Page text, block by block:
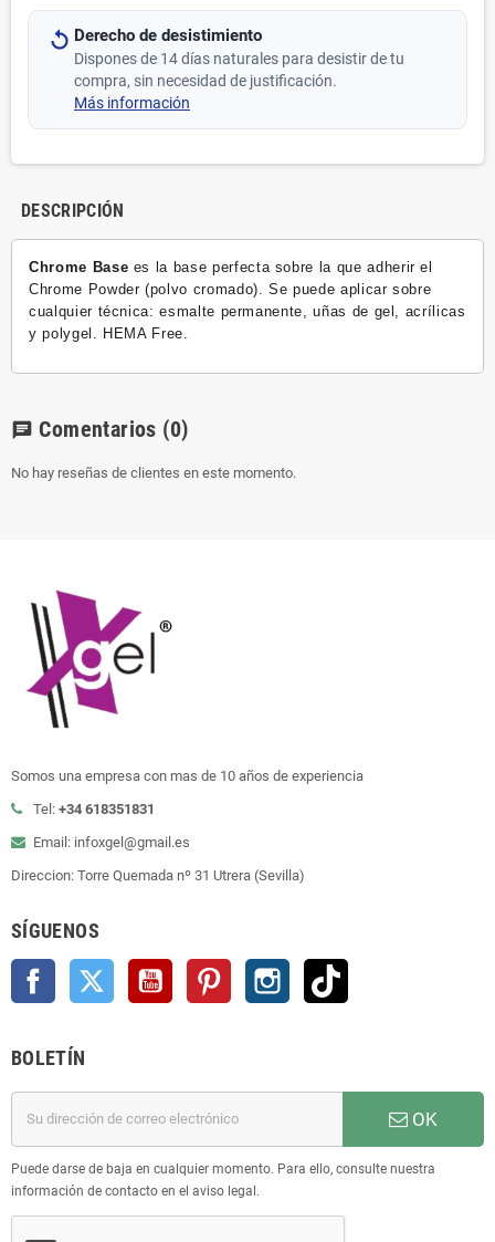
Derecho de desistimiento
Dispones de 14 días naturales para desistir de tu
compra, sin necesidad de justificación.
Más información
DESCRIPCIÓN
Chrome Base es la base perfecta sobre la que adherir el
Chrome Powder (polvo cromado). Se puede aplicar sobre
cualquier técnica: esmalte permanente, uñas de gel, acrílicas
y polygel. HEMA Free.
chat Comentarios (0)
No hay reseñas de clientes en este momento.
Somos una empresa con mas de 10 años de experiencia
Tel: +34 618351831
Email: infoxgel@gmail.es
Direccion: Torre Quemada nº 31 Utrera (Sevilla)
SÍGUENOS
Facebook Twitter YouTube Pinterest Instagram
BOLETÍN
OK
Puede darse de baja en cualquier momento. Para ello, consulte nuestra
información de contacto en el aviso legal.